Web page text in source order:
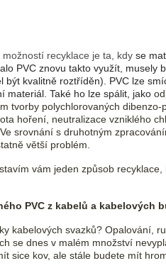
recyklace je ta, kdy se
PVC znovu takto využít, musely
být kvalitně roztříděn). PVC lze
materiál. Také ho lze spálit, jako
tvorby polychlorovaných
hoření, neutralizace vzniklého
srovnání s druhotným
větší problém.
vám jeden způsob
PVC z kabelů a kabelových
kabelových svazků? Opalování,
se dnes v malém množství
sice kov, ale stále budete mít